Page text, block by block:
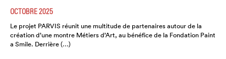
OCTOBRE 2025
Le projet PARVIS réunit une multitude de partenaires autour de la
création d’une montre Métiers d’Art, au bénéfice de la Fondation Paint
a Smile. Derrière (…)